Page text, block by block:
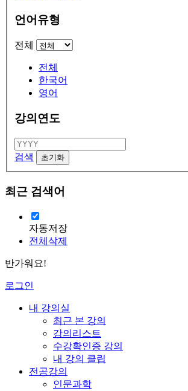
언어유형
전체
전체
한국어
영어
강의연도
검색
최근 검색어
자동저장
전체삭제
반가워요!
로그인
내 강의실
최근 본 강의
강의리스트
수강확인증 강의
내 강의 클립
전공강의
인문과학